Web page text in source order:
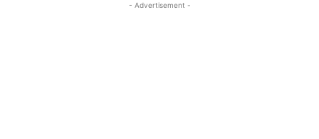
- Advertisement -